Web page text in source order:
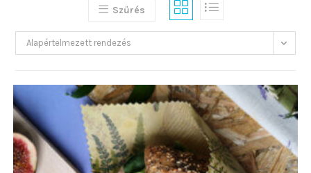
Szűrés
Alapértelmezett rendezés